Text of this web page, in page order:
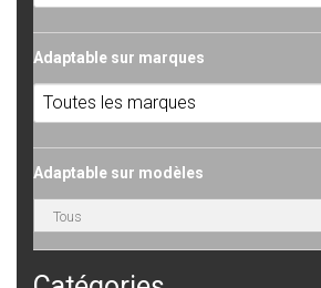
Adaptable sur marques
Toutes les marques
Adaptable sur modèles